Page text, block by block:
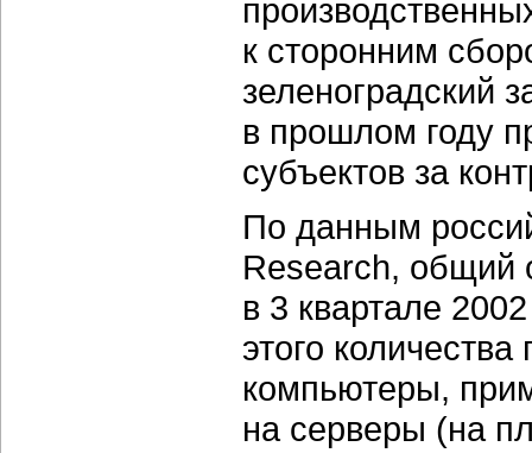
к сторонним
зеленоградский
в прошлом году
субъектов за
По данным
Research, общий
в 3 квартале
этого
компьютеры,
на серверы (на